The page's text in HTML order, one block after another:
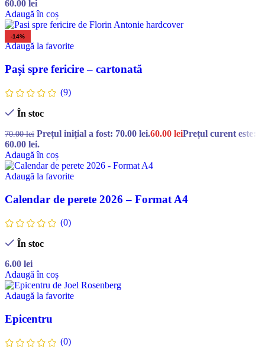
60.00 lei
Adaugă în coș
-14%
Adaugă la favorite
Pași spre fericire – cartonată
(9)
În stoc
70.00lei Prețul inițial a fost: 70.00 lei.60.00 leiPrețul curent este:
60.00 lei.
Adaugă în coș
Adaugă la favorite
Calendar de perete 2026 – Format A4
(0)
În stoc
6.00 lei
Adaugă în coș
Adaugă la favorite
Epicentru
(0)